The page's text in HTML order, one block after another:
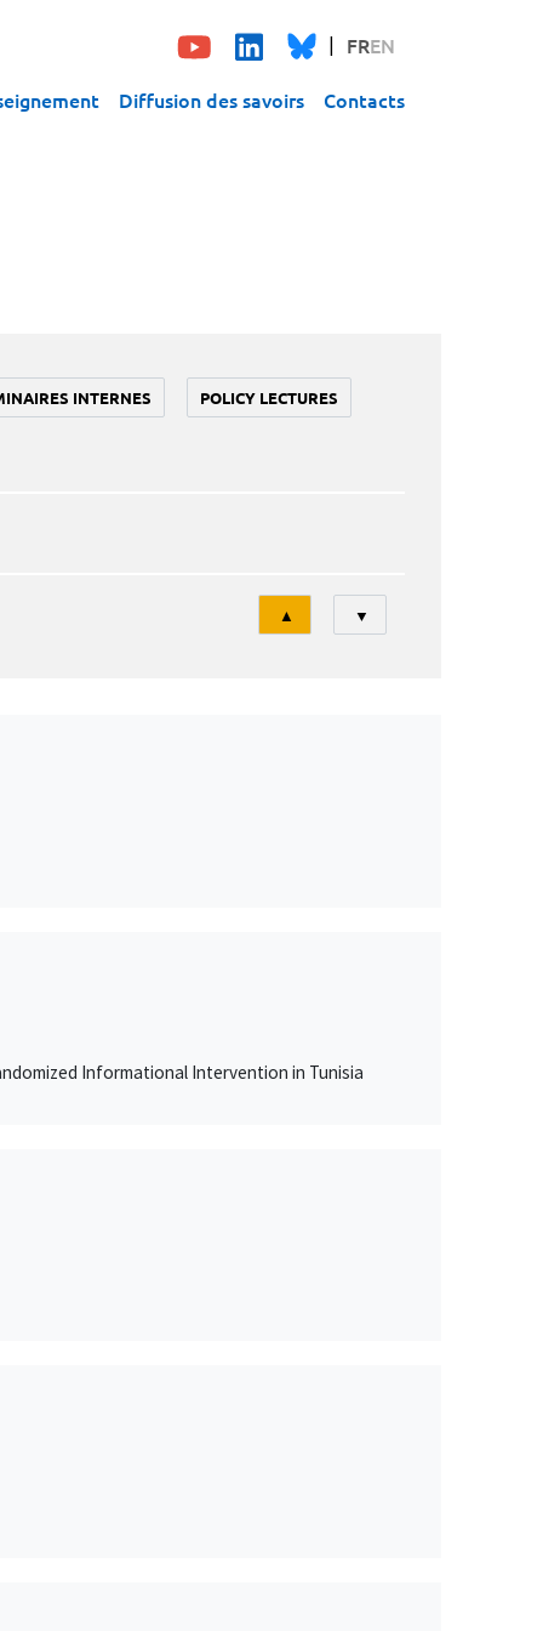
FREN
Diffusion des savoirs Contacts
INTERNES POLICY LECTURES
Tri
▲ ▼
Informational Intervention in Tunisia